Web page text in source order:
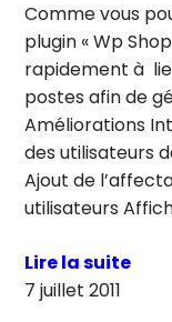
Comme vous
plugin « Wp
rapidement à
postes afin de
Améliorations
des utilisateurs
Ajout de
utilisateurs
Lire la suite
7 juillet 2011